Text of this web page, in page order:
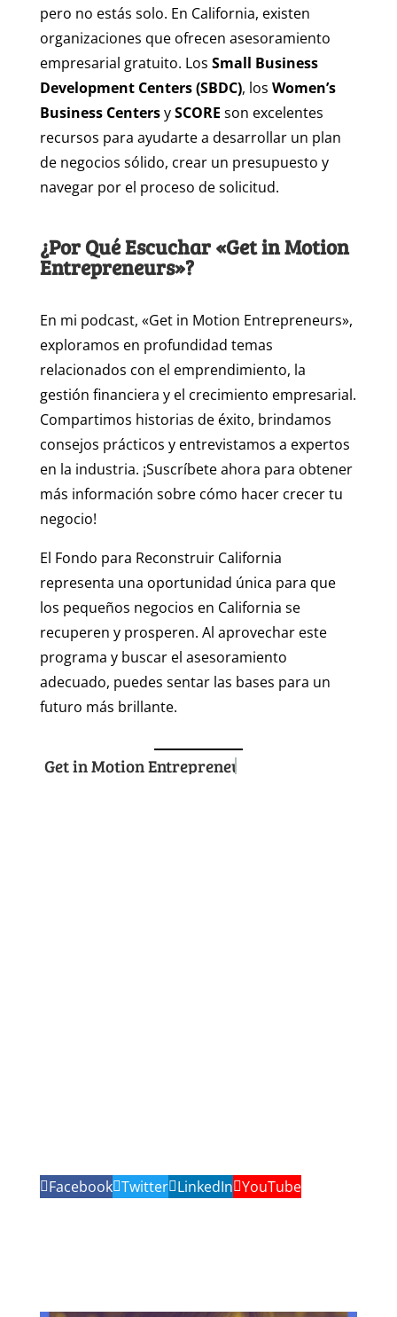
pero no estás solo. En California, existen
organizaciones que ofrecen asesoramiento
empresarial gratuito. Los Small Business
Development Centers (SBDC), los Women’s
Business CentersySCORE son excelentes
recursos para ayudarte a desarrollar un plan
de negocios sólido, crear un presupuesto y
navegar por el proceso de solicitud.
¿Por Qué Escuchar «Get in Motion
Entrepreneurs»?
En mi podcast, «Get in Motion Entrepreneurs»,
exploramos en profundidad temas
relacionados con el emprendimiento, la
gestión financiera y el crecimiento empresarial.
Compartimos historias de éxito, brindamos
consejos prácticos y entrevistamos a expertos
en la industria. ¡Suscríbete ahora para obtener
más información sobre cómo hacer crecer tu
negocio!
El Fondo para Reconstruir California
representa una oportunidad única para que
los pequeños negocios en California se
recuperen y prosperen. Al aprovechar este
programa y buscar el asesoramiento
adecuado, puedes sentar las bases para un
futuro más brillante.
Get in Motion Entrepreneurs
Facebook Twitter LinkedIn YouTube